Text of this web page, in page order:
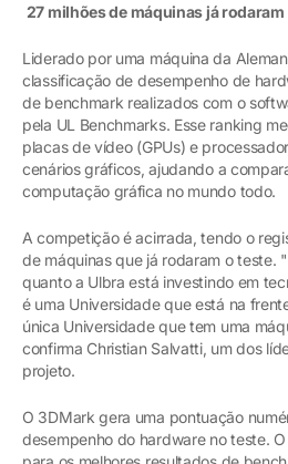
27 milhões de máquinas já rodaram
Liderado por uma máquina da
classificação de desempenho de
de benchmark realizados com o
pela UL Benchmarks. Esse ranking
placas de vídeo (GPUs) e
cenários gráficos, ajudando a
computação gráfica no mundo todo.
A competição é acirrada, tendo o
de máquinas que já rodaram o teste.
quanto a Ulbra está investindo em
é uma Universidade que está na
única Universidade que tem uma
confirma Christian Salvatti, um dos
projeto.
O 3DMark gera uma pontuação
desempenho do hardware no teste.